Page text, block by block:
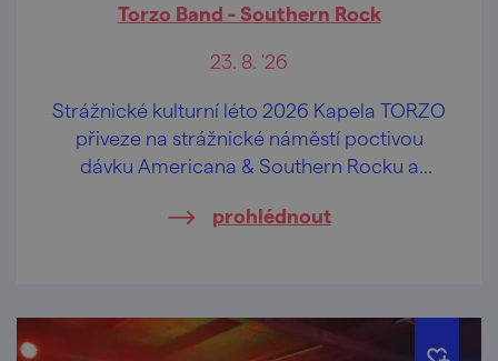
Torzo Band - Southern Rock
23. 8. '26
Strážnické kulturní léto 2026 Kapela TORZO
přiveze na strážnické náměstí poctivou
dávku Americana & Southern Rocku a
prohlédnout